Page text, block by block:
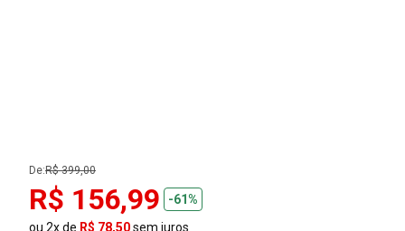
De:R$ 399,00
R$ 156,99
-61%
ou 2x de R$ 78,50sem juros